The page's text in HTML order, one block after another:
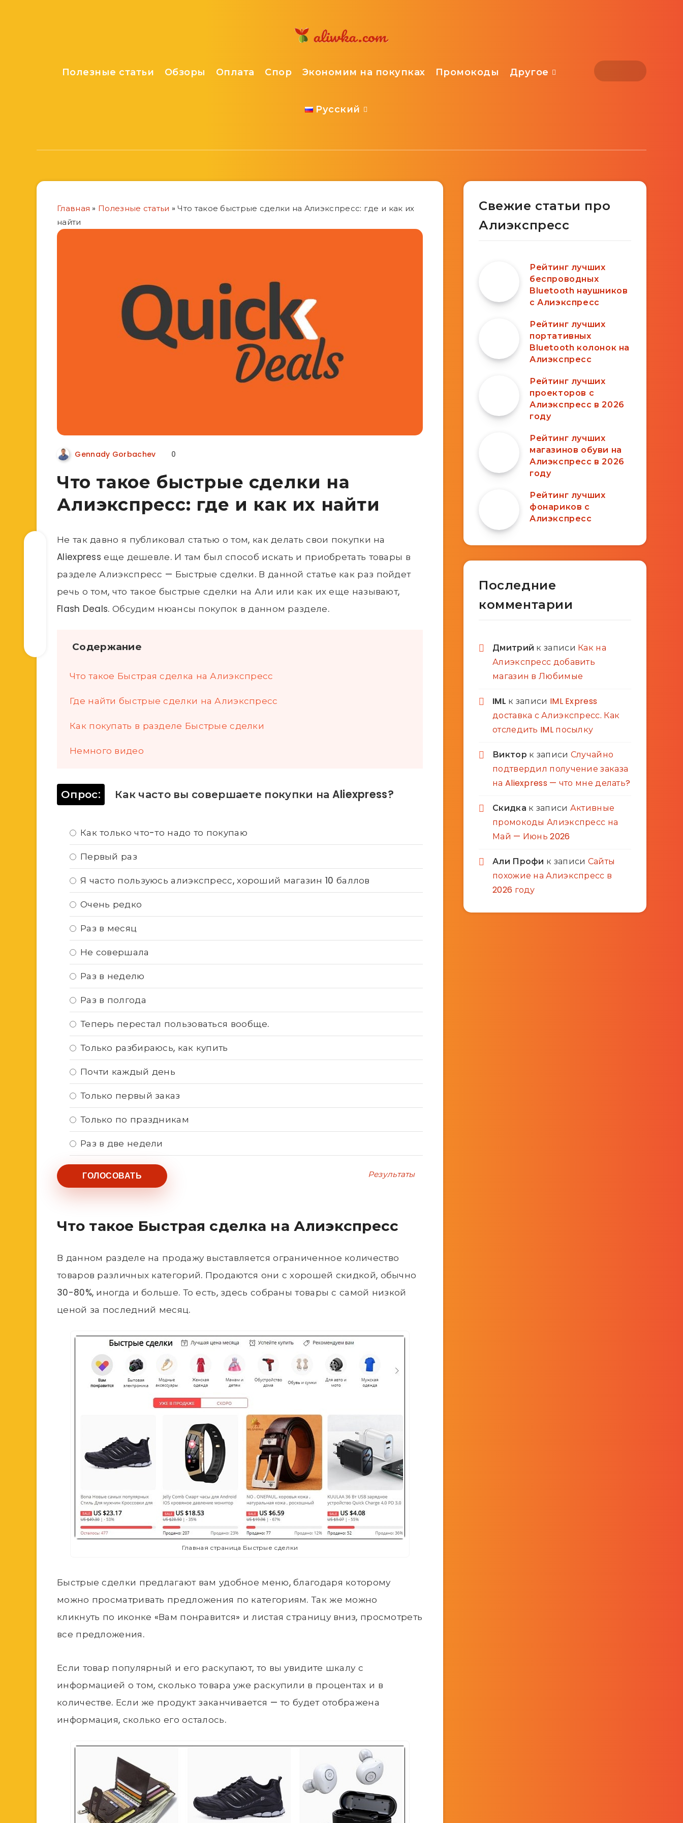
Полезные статьи Обзоры Оплата Спор Экономим на покупках Промокоды Другое
Русский
Главная » Полезные статьи »Что такое быстрые сделки на Алиэкспресс: где и как их
найти
Gennady Gorbachev 0
Что такое быстрые сделки на
Алиэкспресс: где и как их найти
Не так давно я публиковал статью о том, как делать свои покупки на
Aliexpress еще дешевле. И там был способ искать и приобретать товары в
разделе Алиэкспресс — Быстрые сделки. В данной статье как раз пойдет
речь о том, что такое быстрые сделки на Али или как их еще называют,
Flash Deals. Обсудим нюансы покупок в данном разделе.
Содержание
Что такое Быстрая сделка на Алиэкспресс
Где найти быстрые сделки на Алиэкспресс
Как покупать в разделе Быстрые сделки
Немного видео
Опрос: Как часто вы совершаете покупки на Aliexpress?
Как только что-то надо то покупаю
Первый раз
Я часто пользуюсь алиэкспресс, хороший магазин 10 баллов
Очень редко
Раз в месяц
Не совершала
Раз в неделю
Раз в полгода
Теперь перестал пользоваться вообще.
Только разбираюсь, как купить
Почти каждый день
Только первый заказ
Только по праздникам
Раз в две недели
Результаты
Что такое Быстрая сделка на Алиэкспресс
В данном разделе на продажу выставляется ограниченное количество
товаров различных категорий. Продаются они с хорошей скидкой, обычно
30-80%, иногда и больше. То есть, здесь собраны товары с самой низкой
ценой за последний месяц.
Главная страница Быстрые сделки
Быстрые сделки предлагают вам удобное меню, благодаря которому
можно просматривать предложения по категориям. Так же можно
кликнуть по иконке «Вам понравится» и листая страницу вниз, просмотреть
все предложения.
Если товар популярный и его раскупают, то вы увидите шкалу с
информацией о том, сколько товара уже раскупили в процентах и в
количестве. Если же продукт заканчивается — то будет отображена
информация, сколько его осталось.
Свежие статьи про
Алиэкспресс
Рейтинг лучших
беспроводных
Bluetooth наушников
с Алиэкспресс
Рейтинг лучших
портативных
Bluetooth колонок на
Алиэкспресс
Рейтинг лучших
проекторов с
Алиэкспресс в 2026
году
Рейтинг лучших
магазинов обуви на
Алиэкспресс в 2026
году
Рейтинг лучших
фонариков с
Алиэкспресс
Последние
комментарии
Дмитрий к записи Как на
Алиэкспресс добавить
магазин в Любимые
IML к записи IML Express
доставка с Алиэкспресс. Как
отследить IML посылку
Виктор к записи Случайно
подтвердил получение заказа
на Aliexpress — что мне делать?
Скидка к записи Активные
промокоды Алиэкспресс на
Май — Июнь 2026
Али Профи к записи Сайты
похожие на Алиэкспресс в
2026 году